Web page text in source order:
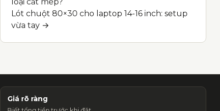
Lót chuột 80×30 cho laptop 14-16 inch: setup
vừa tay →
Giá rõ ràng